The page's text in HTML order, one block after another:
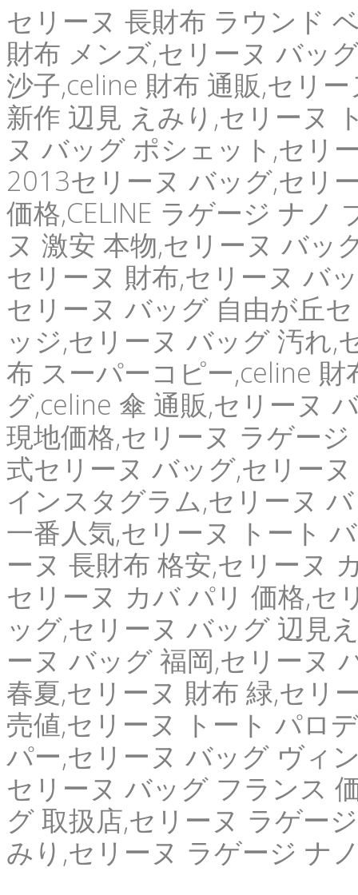
セリーヌ 長財布 ラウンド
財布 メンズ,セリーヌ バッ
沙子,celine 財布 通販,セリ
新作 辺見 えみり,セリーヌ
ヌ バッグ ポシェット,セリ
2013セリーヌ バッグ,セリ
価格,CELINE ラゲージ ナノ
ヌ 激安 本物,セリーヌ バッ
セリーヌ 財布,セリーヌ バ
セリーヌ バッグ 自由が丘
ッジ,セリーヌ バッグ 汚れ,
布 スーパーコピー,celine
グ,celine 傘 通販,セリーヌ
現地価格,セリーヌ ラゲー
式セリーヌ バッグ,セリー
インスタグラム,セリーヌ
一番人気,セリーヌ トート
ーヌ 長財布 格安,セリーヌ
セリーヌ カバ パリ 価格,セ
ッグ,セリーヌ バッグ 辺見
ーヌ バッグ 福岡,セリーヌ
春夏,セリーヌ 財布 緑,セリ
売値,セリーヌ トート パロ
パー,セリーヌ バッグ ヴィ
セリーヌ バッグ フランス
グ 取扱店,セリーヌ ラゲー
みり,セリーヌ ラゲージ ナ